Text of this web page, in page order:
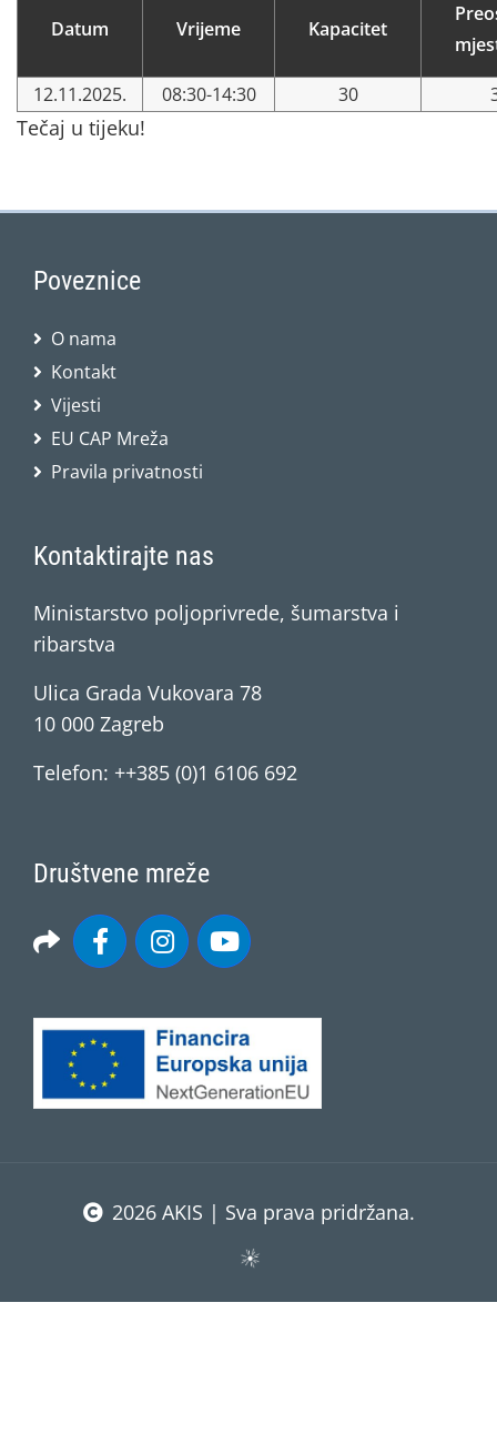
Datum Vrijeme Kapacitet
12.11.2025. 08:30-14:30 30
Tečaj u tijeku!
Poveznice
O nama
Kontakt
Vijesti
EU CAP Mreža
Pravila privatnosti
Kontaktirajte nas
Ministarstvo poljoprivrede, šumarstva i
ribarstva
Ulica Grada Vukovara 78
10 000 Zagreb
Telefon: ++385 (0)1 6106 692
Društvene mreže
2026 AKIS | Sva prava pridržana.